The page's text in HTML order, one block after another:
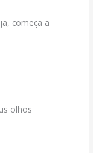
começa a
olhos